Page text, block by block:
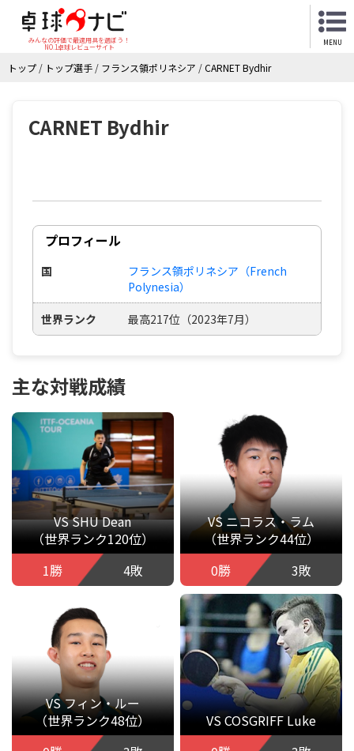
みんなの評価で最適用具を選ぼう！
NO.1卓球レビューサイト
MENU
トップ / トップ選手 / フランス領ポリネシア /CARNET Bydhir
CARNET Bydhir
プロフィール
国
フランス領ポリネシア（French
Polynesia）
世界ランク 最高217位（2023年7月）
主な対戦成績
VS SHU Dean
（世界ランク120位）
1勝
4敗
VS ニコラス・ラム
（世界ランク44位）
0勝
3敗
VS フィン・ルー
（世界ランク48位）
VS COSGRIFF Luke